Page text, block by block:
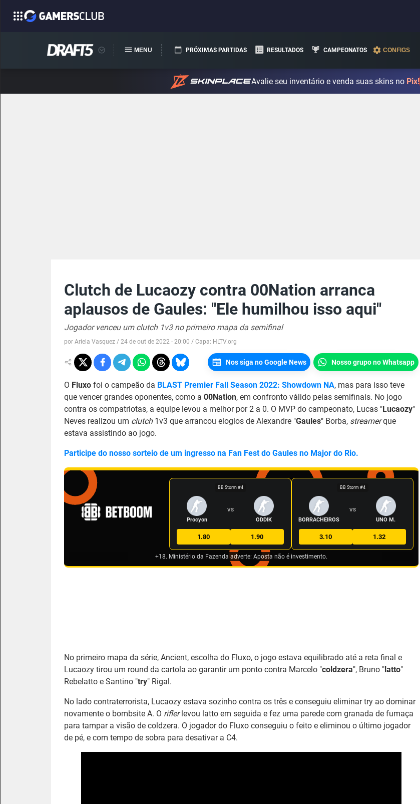
MENU PRÓXIMAS PARTIDAS RESULTADOS CAMPEONATOS CONFIGS
Avalie seu inventário e venda suas skins no Pix!
Clutch de Lucaozy contra 00Nation arranca
aplausos de Gaules: "Ele humilhou isso aqui"
Jogador venceu um clutch 1v3 no primeiro mapa da semifinal
por Ariela Vasquez / 24 de out de 2022 - 20:00 / Capa: HLTV.org
Nos siga no Google News Nosso grupo no Whatsapp
O Fluxo foi o campeão da BLAST Premier Fall Season 2022: Showdown NA, mas para isso teve
que vencer grandes oponentes, como a 00Nation, em confronto válido pelas semifinais. No jogo
contra os compatriotas, a equipe levou a melhor por 2 a 0. O MVP do campeonato, Lucas "Lucaozy"
Neves realizou um clutch 1v3 que arrancou elogios de Alexandre "Gaules" Borba, streamerque
estava assistindo ao jogo.
Participe do nosso sorteio de um ingresso na Fan Fest do Gaules no Major do Rio.
BB Storm #4
Procyon
VS
ODDIK
1.80 1.90
BB Storm #4
BORRACHEIROS
VS
UNO M.
3.10 1.32
+18. Ministério da Fazenda adverte: Aposta não é investimento.
No primeiro mapa da série, Ancient, escolha do Fluxo, o jogo estava equilibrado até a reta final e
Lucaozy tirou um round da cartola ao garantir um ponto contra Marcelo "coldzera", Bruno "latto"
Rebelatto e Santino "try" Rigal.
No lado contraterrorista, Lucaozy estava sozinho contra os três e conseguiu eliminar try ao dominar
novamente o bombsite A. O riflerlevou latto em seguida e fez uma parede com granada de fumaça
para tampar a visão de coldzera. O jogador do Fluxo conseguiu o feito e eliminou o último jogador
de pé, e com tempo de sobra para desativar a C4.